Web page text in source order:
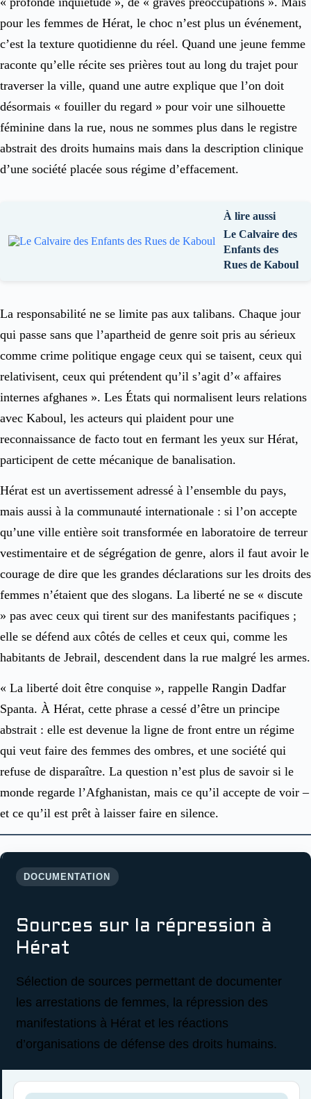
pour les femmes de Hérat, le choc n’est plus un événement,
c’est la texture quotidienne du réel. Quand une jeune femme
raconte qu’elle récite ses prières tout au long du trajet pour
traverser la ville, quand une autre explique que l’on doit
désormais « fouiller du regard » pour voir une silhouette
féminine dans la rue, nous ne sommes plus dans le registre
abstrait des droits humains mais dans la description clinique
d’une société placée sous régime d’effacement.
À lire aussi
Le Calvaire des
Enfants des
Rues de Kaboul
La responsabilité ne se limite pas aux talibans. Chaque jour
qui passe sans que l’apartheid de genre soit pris au sérieux
comme crime politique engage ceux qui se taisent, ceux qui
relativisent, ceux qui prétendent qu’il s’agit d’« affaires
internes afghanes ». Les États qui normalisent leurs relations
avec Kaboul, les acteurs qui plaident pour une
reconnaissance de facto tout en fermant les yeux sur Hérat,
participent de cette mécanique de banalisation.
Hérat est un avertissement adressé à l’ensemble du pays,
mais aussi à la communauté internationale : si l’on accepte
qu’une ville entière soit transformée en laboratoire de terreur
vestimentaire et de ségrégation de genre, alors il faut avoir le
courage de dire que les grandes déclarations sur les droits des
femmes n’étaient que des slogans. La liberté ne se « discute
» pas avec ceux qui tirent sur des manifestants pacifiques ;
elle se défend aux côtés de celles et ceux qui, comme les
habitants de Jebrail, descendent dans la rue malgré les armes.
« La liberté doit être conquise », rappelle Rangin Dadfar
Spanta. À Hérat, cette phrase a cessé d’être un principe
abstrait : elle est devenue la ligne de front entre un régime
qui veut faire des femmes des ombres, et une société qui
refuse de disparaître. La question n’est plus de savoir si le
monde regarde l’Afghanistan, mais ce qu’il accepte de voir –
et ce qu’il est prêt à laisser faire en silence.
DOCUMENTATION
Sources sur la répression à
Hérat
Sélection de sources permettant de documenter
les arrestations de femmes, la répression des
manifestations à Hérat et les réactions
d’organisations de défense des droits humains.